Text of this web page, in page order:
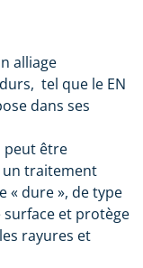
alliage
tel que le EN
dans ses
peut être
un traitement
« dure », de type
surface et protège
rayures et